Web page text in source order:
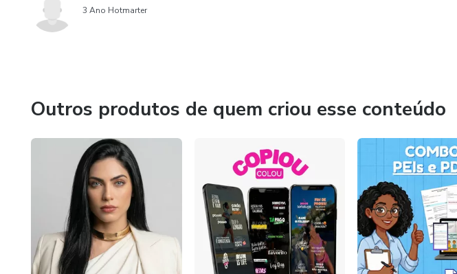
3 Ano Hotmarter
Outros produtos de quem criou esse conteúdo